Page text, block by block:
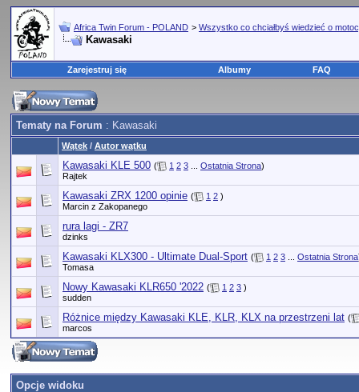
Africa Twin Forum - POLAND > Wszystko co chciałbyś wiedzieć o
Kawasaki
Zarejestruj się Albumy FAQ
Tematy na Forum : Kawasaki
Wątek / Autor wątku
Kawasaki KLE 500 ( 1 2 3 Ostatnia Strona)
Rajtek
Kawasaki ZRX 1200 opinie ( 1 2 )
Marcin z Zakopanego
rura lagi - ZR7
dzinks
Kawasaki KLX300 - Ultimate Dual-Sport ( 1 2 3 Ostatnia Strona
Tomasa
Nowy Kawasaki KLR650 '2022 ( 1 2 3 )
sudden
Różnice między Kawasaki KLE, KLR, KLX na przestrzeni lat (
marcos
Opcje widoku